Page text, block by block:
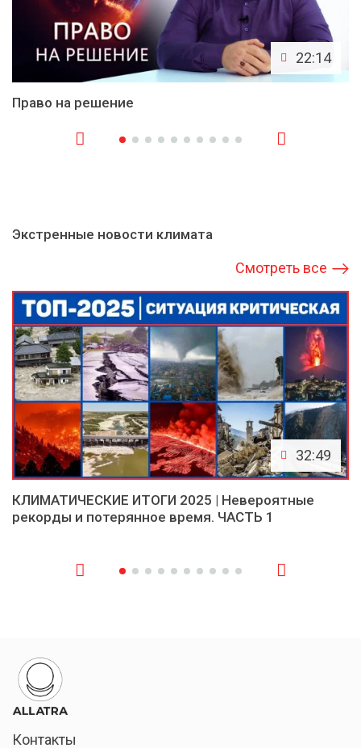
22:14
Право на решение
Экстренные новости климата
Смотреть все
32:49
КЛИМАТИЧЕСКИЕ ИТОГИ 2025 | Невероятные
рекорды и потерянное время. ЧАСТЬ 1
Контакты